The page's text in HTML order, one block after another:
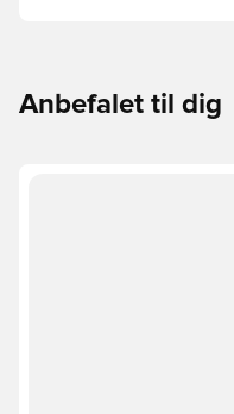
Anbefalet til dig